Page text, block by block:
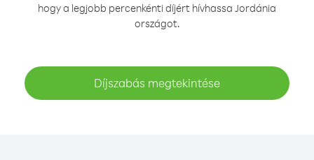
hogy a legjobb percenkénti díjért hívhassa Jordánia
országot.
Díjszabás megtekintése